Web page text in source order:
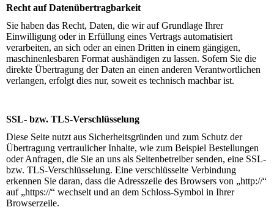
Recht auf Datenübertragbarkeit
Sie haben das Recht, Daten, die wir auf Grundlage Ihrer
Einwilligung oder in Erfüllung eines Vertrags automatisiert
verarbeiten, an sich oder an einen Dritten in einem gängigen,
maschinenlesbaren Format aushändigen zu lassen. Sofern Sie die
direkte Übertragung der Daten an einen anderen Verantwortlichen
verlangen, erfolgt dies nur, soweit es technisch machbar ist.
SSL- bzw. TLS-Verschlüsselung
Diese Seite nutzt aus Sicherheitsgründen und zum Schutz der
Übertragung vertraulicher Inhalte, wie zum Beispiel Bestellungen
oder Anfragen, die Sie an uns als Seitenbetreiber senden, eine SSL-
bzw. TLS-Verschlüsselung. Eine verschlüsselte Verbindung
erkennen Sie daran, dass die Adresszeile des Browsers von „http://“
auf „https://“ wechselt und an dem Schloss-Symbol in Ihrer
Browserzeile.